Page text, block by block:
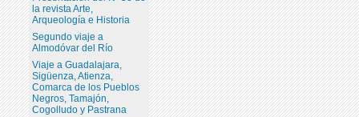
la revista Arte,
Arqueología e Historia
Segundo viaje a
Almodóvar del Río
Viaje a Guadalajara,
Sigüenza, Atienza,
Comarca de los Pueblos
Negros, Tamajón,
Cogolludo y Pastrana